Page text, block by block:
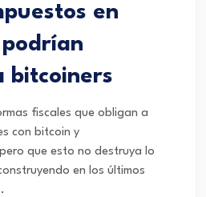
en
bitcoiners
fiscales que obligan a
con bitcoin y
que esto no destruya lo
en los últimos